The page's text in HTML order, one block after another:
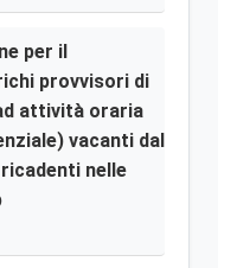
per il
provvisori di
attività oraria
vacanti dal
nelle